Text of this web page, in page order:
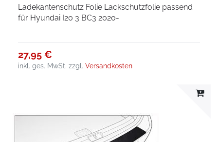
Ladekantenschutz Folie Lackschutzfolie passend
für Hyundai I20 3 BC3 2020-
27,95 €
inkl. ges. MwSt. zzgl.Versandkosten